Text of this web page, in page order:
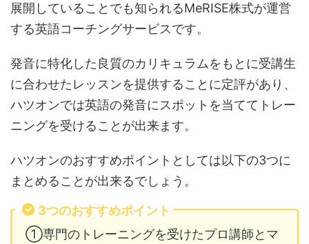
展開していることでも知られるMeRISE株式が運営
する英語コーチングサービスです。
発音に特化した良質のカリキュラムをもとに受講生
に合わせたレッスンを提供することに定評があり、
ハツオンでは英語の発音にスポットを当ててトレー
ニングを受けることが出来ます。
ハツオンのおすすめポイントとしては以下の3つに
まとめることが出来るでしょう。
3つのおすすめポイント
①専門のトレーニングを受けたプロ講師とマ